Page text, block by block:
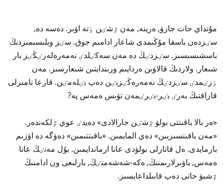
مۇنداي حات جازۋ, ەرينە, مەن ٷشٸن ٶتە اۋىر. دەسە دە,
سٸزدەن باسقا مۇڭىمدى شاعار ادامىم جوق. سٸز وبلىسىمىزدىڭ
باسشىسىسىز. سٸزدٸڭ دە مەن سەكٸلدٸ نەمەرەلەرٸڭٸز بار
شىعار. ولاردىڭ قالاۋىن ەردايىم ورىندايتىن شىعارسىز. مەن
ٶزٸمدٸ سٸزدٸڭ نەمەرەڭٸزبٸن دەپ بٸلەمٸن. قارعا تامىرلى
قازاقتىڭ بەرٸ بٸر-بٸرٸمەن تۋىس ەمەس پە?
«ەر بالا باقىتتى بولۋ ٷشٸن جارالادى» دەيدٸ عوي ٷلكەندەر.
«مەن باقىتسىزبىن» دەي المايمىن. «باقىتتىمىن» دەۋگە دە اۋزىم
بارمايدى. ەل قاتارلى بولۋدى عانا ارماندايمىن. بۇل مەنٸڭ عانا
ەمەس, باۋىرلارىمنىڭ, ەكە-شەشەمنٸڭ, بارلىعى ون ادامنىڭ
ٷشبۋ حاتى دەپ قابىلداعايسىز.